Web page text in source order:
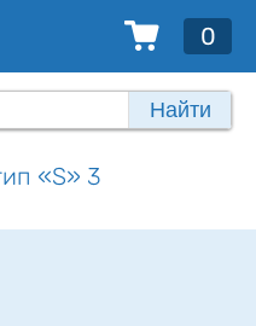
0
Найти
«S» 3